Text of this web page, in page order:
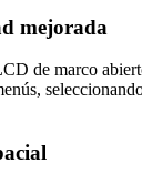
mejorada
de marco